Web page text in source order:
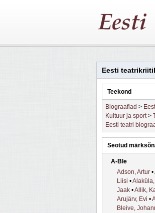
Eesti
Teekond
Biograafiad >
Kultuur ja sport>
Eesti teatri
Seotud
A-Ble
Adson, Artur •
Liisi •
Jaak •Allik,
Arujärv, Evi •
Bleive,